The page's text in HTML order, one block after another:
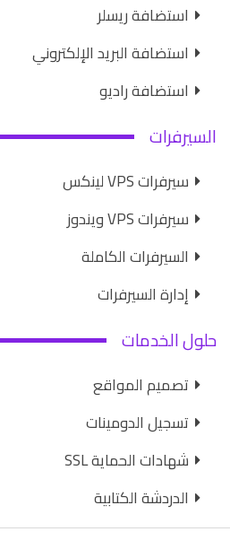
استضافة ريسلر
استضافة البريد الإلكتروني
استضافة راديو
السيرفرات
سيرفرات VPS لينكس
سيرفرات VPS ويندوز
السيرفرات الكاملة
إدارة السيرفرات
حلول الخدمات
تصميم المواقع
تسجيل الدومينات
شهادات الحماية SSL
الدردشة الكتابية